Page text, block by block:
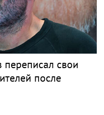
переписал свои
после